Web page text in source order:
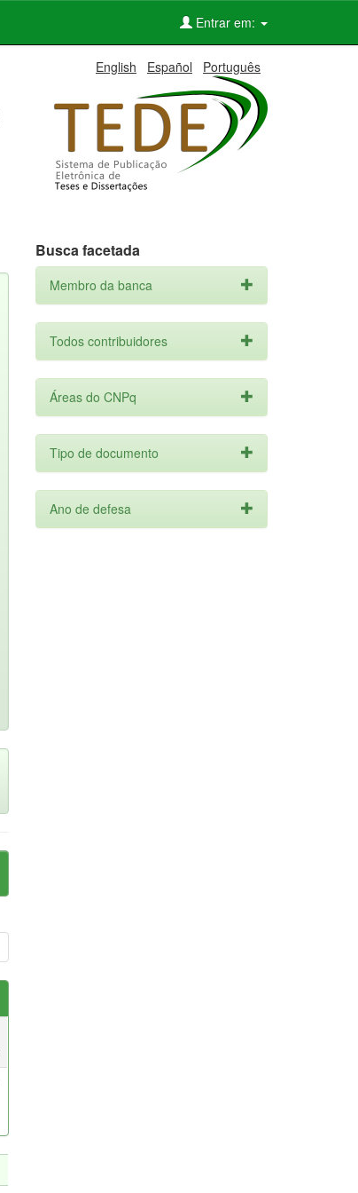
Entrar em:
English Español Português
Busca facetada
Membro da banca
Todos contribuidores
Áreas do CNPq
Tipo de documento
Ano de defesa